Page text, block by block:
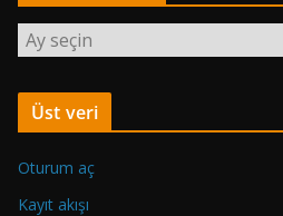
Ö
n
c
i
Y
Üst veri
Oturum aç
Kayıt akışı